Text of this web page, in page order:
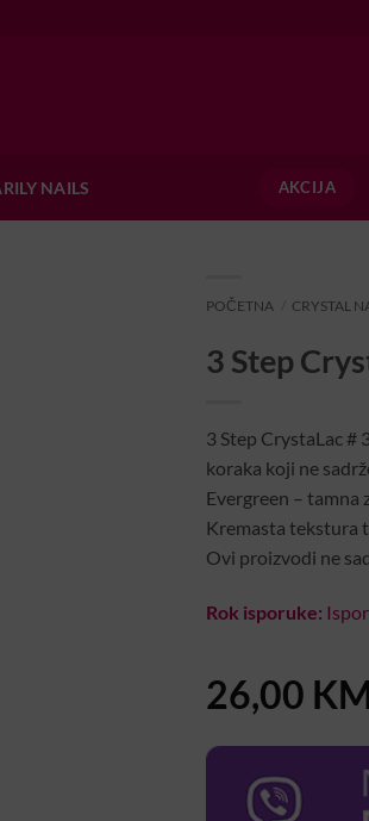
NAILS AKCIJA
POČETNA CRYSTAL
3 Step
3 Step CrystaLac #
koraka koji ne
Evergreen – tamna
Kremasta tekstura
Ovi proizvodi ne
Rok isporuke:
26,00